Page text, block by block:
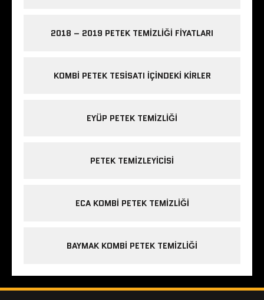
2018 – 2019 PETEK TEMIZLIĞI FIYATLARI
KOMBI PETEK TESISATI IÇINDEKI KIRLER
EYÜP PETEK TEMIZLIĞI
PETEK TEMIZLEYICISI
ECA KOMBI PETEK TEMIZLIĞI
BAYMAK KOMBI PETEK TEMIZLIĞI